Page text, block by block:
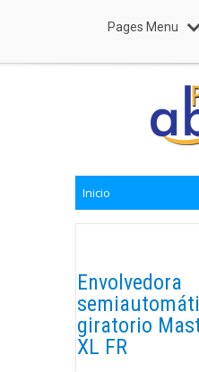
Pages Menu
Inicio
Envolvedora
giratorio
XL FR